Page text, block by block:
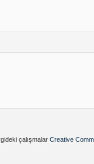
çalışmalar Creative